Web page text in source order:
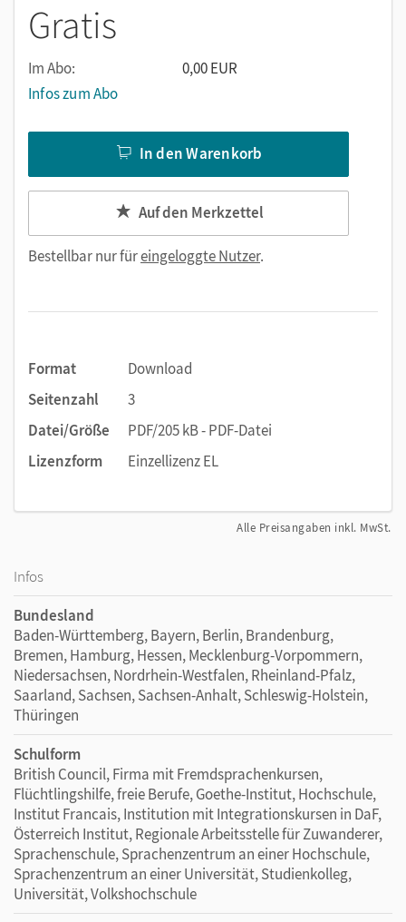
Gratis
Im Abo:
0,00 EUR
Infos zum Abo
In den Warenkorb
Auf den Merkzettel
Bestellbar nur füreingeloggte Nutzer.
Format
Download
Seitenzahl
3
Datei/Größe
PDF/205 kB - PDF-Datei
Lizenzform
Einzellizenz EL
Alle Preisangaben inkl. MwSt.
Infos
Bundesland
Baden-Württemberg, Bayern, Berlin, Brandenburg,
Bremen, Hamburg, Hessen, Mecklenburg-Vorpommern,
Niedersachsen, Nordrhein-Westfalen, Rheinland-Pfalz,
Saarland, Sachsen, Sachsen-Anhalt, Schleswig-Holstein,
Thüringen
Schulform
British Council, Firma mit Fremdsprachenkursen,
Flüchtlingshilfe, freie Berufe, Goethe-Institut, Hochschule,
Institut Francais, Institution mit Integrationskursen in DaF,
Österreich Institut, Regionale Arbeitsstelle für Zuwanderer,
Sprachenschule, Sprachenzentrum an einer Hochschule,
Sprachenzentrum an einer Universität, Studienkolleg,
Universität, Volkshochschule